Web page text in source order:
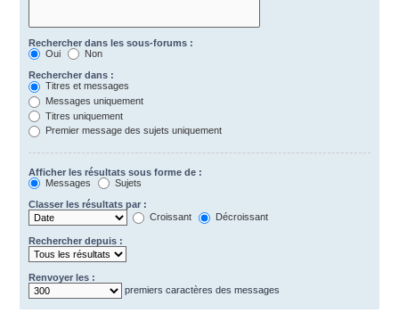
Rechercher dans les sous-forums :
Oui
Non
Rechercher dans :
Titres et messages
Messages uniquement
Titres uniquement
Premier message des sujets uniquement
Afficher les résultats sous forme de :
Messages
Sujets
Classer les résultats par :
Croissant
Décroissant
Rechercher depuis :
Renvoyer les :
premiers caractères des messages